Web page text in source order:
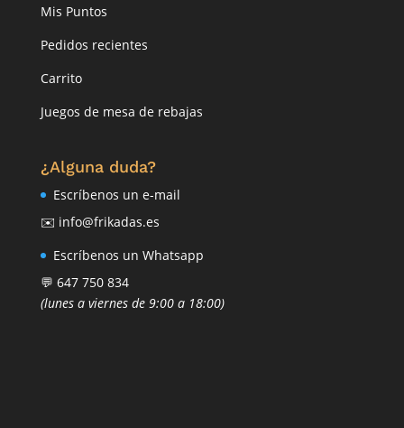
Mis Puntos
Pedidos recientes
Carrito
Juegos de mesa de rebajas
¿Alguna duda?
Escríbenos un e-mail
✉️ info@frikadas.es
Escríbenos un Whatsapp
💬 647 750 834
(lunes a viernes de 9:00 a 18:00)